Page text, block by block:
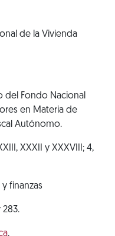
de la Vivienda
del Fondo Nacional
en Materia de
Autónomo.
XXXII y XXXVIII; 4,
finanzas
283.
.